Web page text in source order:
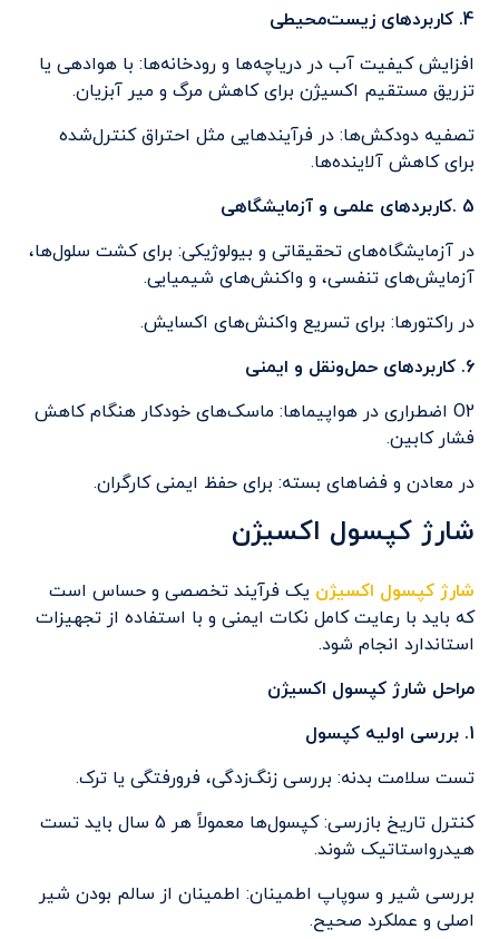
4. کاربردهای زیست‌محیطی
افزایش کیفیت آب در دریاچه‌ها و رودخانه‌ها: با هوادهی یا
تزریق مستقیم اکسیژن برای کاهش مرگ و میر آبزیان.
تصفیه دودکش‌ها: در فرآیندهایی مثل احتراق کنترل‌شده
برای کاهش آلاینده‌ها.
5 .کاربردهای علمی و آزمایشگاهی
در آزمایشگاه‌های تحقیقاتی و بیولوژیکی: برای کشت سلول‌ها،
آزمایش‌های تنفسی، و واکنش‌های شیمیایی.
در راکتورها: برای تسریع واکنش‌های اکسایش.
6. کاربردهای حمل‌ونقل و ایمنی
O2 اضطراری در هواپیماها: ماسک‌های خودکار هنگام کاهش
فشار کابین.
در معادن و فضاهای بسته: برای حفظ ایمنی کارگران.
شارژ کپسول اکسیژن
شارژ کپسول اکسیژن یک فرآیند تخصصی و حساس است
که باید با رعایت کامل نکات ایمنی و با استفاده از تجهیزات
استاندارد انجام شود.
مراحل شارژ کپسول اکسیژن
1. بررسی اولیه کپسول
تست سلامت بدنه: بررسی زنگ‌زدگی، فرورفتگی یا ترک.
کنترل تاریخ بازرسی: کپسول‌ها معمولاً هر 5 سال باید تست
هیدرواستاتیک شوند.
بررسی شیر و سوپاپ اطمینان: اطمینان از سالم بودن شیر
اصلی و عملکرد صحیح.